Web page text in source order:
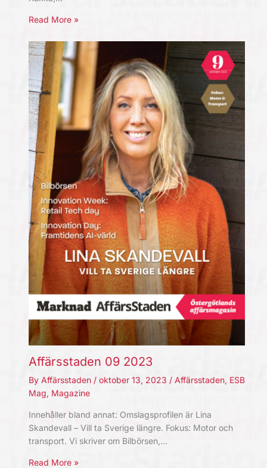
Read More »
Affärsstaden 09 2023
By Affärsstaden / oktober 13, 2023 / Affärsstaden, ESB
Mag, Magazine
Innehåller bland annat: Omslagsprofilen är Lina
Skandevall – Vill ta Sverige längre. Fokus: Motor och
transport. Vi skriver om Bilbörsen,…
Read More »